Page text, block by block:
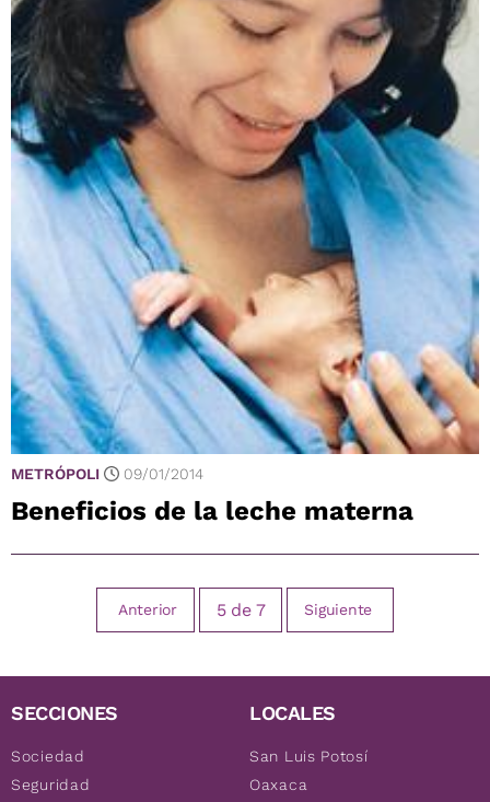
METRÓPOLI 09/01/2014
Beneficios de la leche materna
Anterior 5de 7 Siguiente
SECCIONES
Sociedad
Seguridad
LOCALES
San Luis Potosí
Oaxaca